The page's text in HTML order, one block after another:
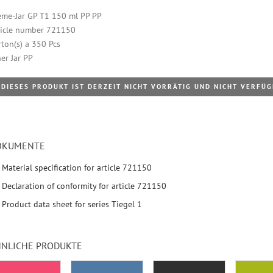
Jar GP T1 150 ml PP PP
number 721150
a 350 Pcs
Jar PP
DIESES PRODUKT IST DERZEIT NICHT VORRÄTIG UND NICHT
Material specification for article 721150
Declaration of conformity for article 721150
Product data sheet for series Tiegel 1
PRODUKTE